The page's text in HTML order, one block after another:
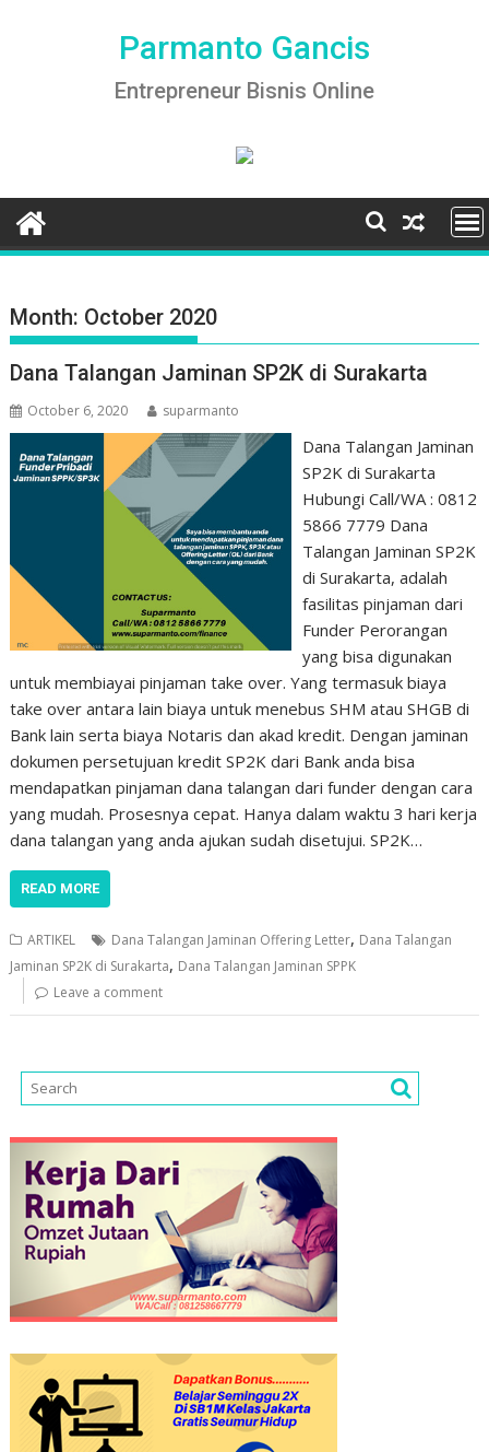
Parmanto Gancis
Entrepreneur Bisnis Online
Month: October 2020
Dana Talangan Jaminan SP2K di Surakarta
October 6, 2020 suparmanto
Dana Talangan Jaminan
SP2K di Surakarta
Hubungi Call/WA : 0812
5866 7779 Dana
Talangan Jaminan SP2K
di Surakarta, adalah
fasilitas pinjaman dari
Funder Perorangan
yang bisa digunakan
untuk membiayai pinjaman take over. Yang termasuk biaya
take over antara lain biaya untuk menebus SHM atau SHGB di
Bank lain serta biaya Notaris dan akad kredit. Dengan jaminan
dokumen persetujuan kredit SP2K dari Bank anda bisa
mendapatkan pinjaman dana talangan dari funder dengan cara
yang mudah. Prosesnya cepat. Hanya dalam waktu 3 hari kerja
dana talangan yang anda ajukan sudah disetujui. SP2K…
READ MORE
ARTIKEL Dana Talangan Jaminan Offering Letter, Dana Talangan
Jaminan SP2K di Surakarta, Dana Talangan Jaminan SPPK
Leave a comment